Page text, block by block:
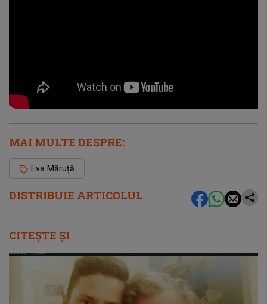
DISTRIBUIE ARTICOLUL
MAI MULTE DESPRE:
Eva Măruță
CITEȘTE ȘI